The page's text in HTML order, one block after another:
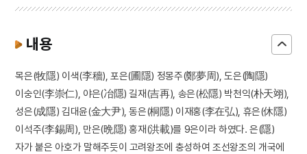
내용
목은(牧隱) 이색(李穡), 포은(圃隱) 정몽주(鄭夢周), 도은(陶隱)
이숭인(李崇仁), 야은(冶隱) 길재(吉再), 송은(松隱) 박천익(朴天翊),
성은(成隱) 김대윤(金大尹), 동은(桐隱) 이재홍(李在弘), 휴은(休隱)
이석주(李錫周), 만은(晩隱) 홍재(洪載)를 9은이라 하였다. 은(隱)
자가 붙은 아호가 말해주듯이 고려왕조에 충성하여 조선왕조의 개국에